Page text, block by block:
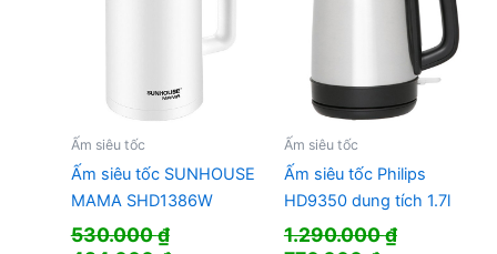
Ấm siêu tốc
Ấm siêu tốc SUNHOUSE
MAMA SHD1386W
530.000₫
Ấm siêu tốc
Ấm siêu tốc Philips
HD9350 dung tích 1.7l
1.290.000₫